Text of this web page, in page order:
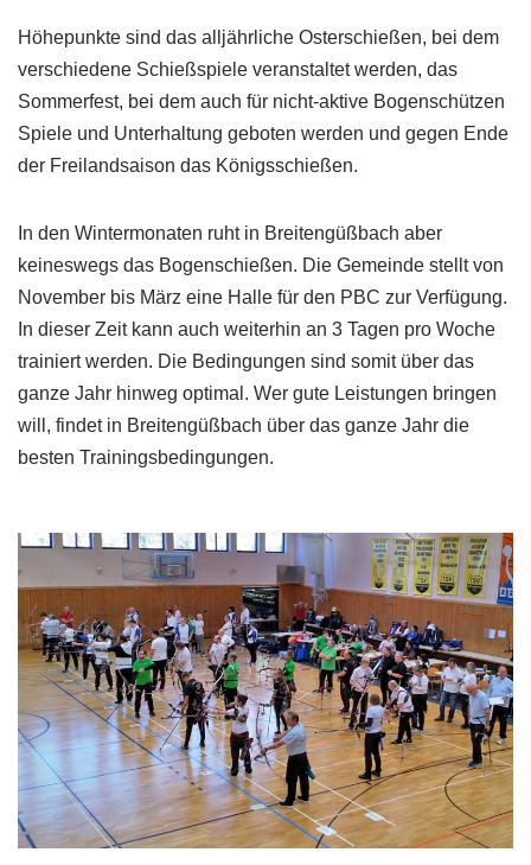
Höhepunkte sind das alljährliche Osterschießen, bei dem
verschiedene Schießspiele veranstaltet werden, das
Sommerfest, bei dem auch für nicht-aktive Bogenschützen
Spiele und Unterhaltung geboten werden und gegen Ende
der Freilandsaison das Königsschießen.
In den Wintermonaten ruht in Breitengüßbach aber
keineswegs das Bogenschießen. Die Gemeinde stellt von
November bis März eine Halle für den PBC zur Verfügung.
In dieser Zeit kann auch weiterhin an 3 Tagen pro Woche
trainiert werden. Die Bedingungen sind somit über das
ganze Jahr hinweg optimal. Wer gute Leistungen bringen
will, findet in Breitengüßbach über das ganze Jahr die
besten Trainingsbedingungen.